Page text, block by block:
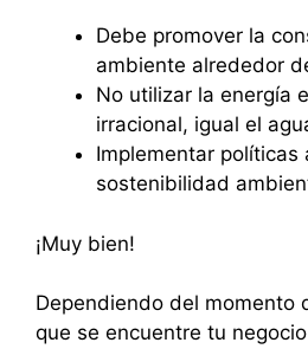
Debe promover la
ambiente alrededor
No utilizar la energía
irracional, igual el
Implementar políticas
sostenibilidad
¡Muy bien!
Dependiendo del momento
que se encuentre tu